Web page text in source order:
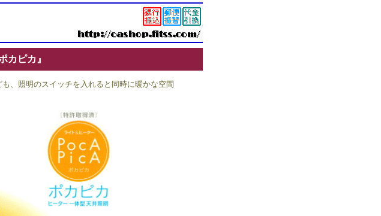
カピカ』
、照明のスイッチを入れると同時に暖かな空間